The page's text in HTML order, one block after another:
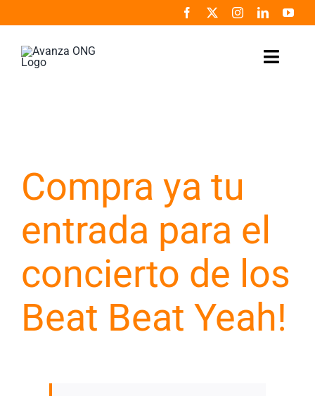
al
contenido
Toggle
Colabora
Noticias
Programas
Zona de prensa
Compra ya tu
entrada para el
concierto de los
Beat Beat Yeah!